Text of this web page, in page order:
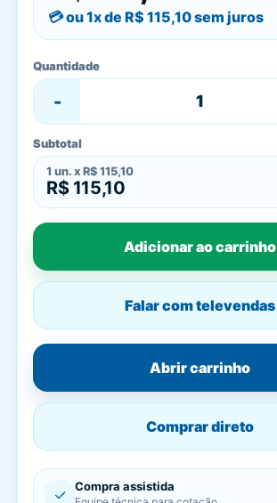
ou 1x de R$ 115,10sem juros
Quantidade
-
Subtotal
1 un. x R$ 115,10
R$ 115,10
Adicionar ao carrinho
Falar com televendas
Abrir carrinho
Comprar direto
✓ Compra assistida